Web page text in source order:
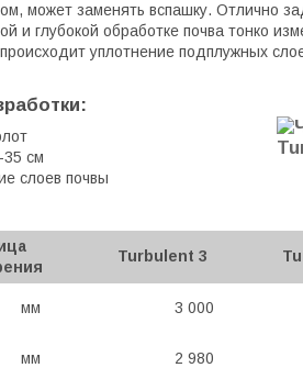
может заменять вспашку. Отлично
и глубокой обработке почва тонко
уплотнение подплужных
35 см
слоев почвы
Turbulent 3
мм 3 000
мм 2 980